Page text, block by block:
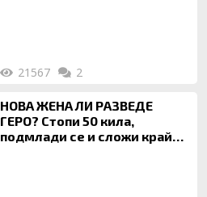
21567 2
НОВА ЖЕНА ЛИ РАЗВЕДЕ
ГЕРО? Стопи 50 кила,
подмлади се и сложи край